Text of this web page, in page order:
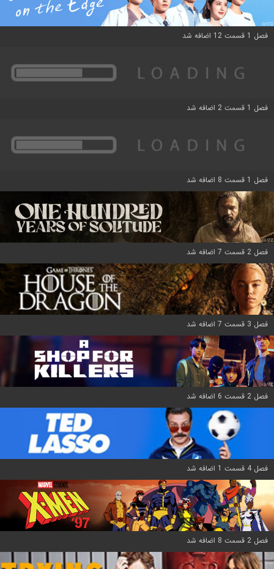
فصل 1 قسمت 12 اضافه شد
فصل 1 قسمت 2 اضافه شد
فصل 1 قسمت 8 اضافه شد
فصل 2 قسمت 7 اضافه شد
فصل 3 قسمت 7 اضافه شد
فصل 2 قسمت 6 اضافه شد
فصل 4 قسمت 1 اضافه شد
فصل 2 قسمت 8 اضافه شد